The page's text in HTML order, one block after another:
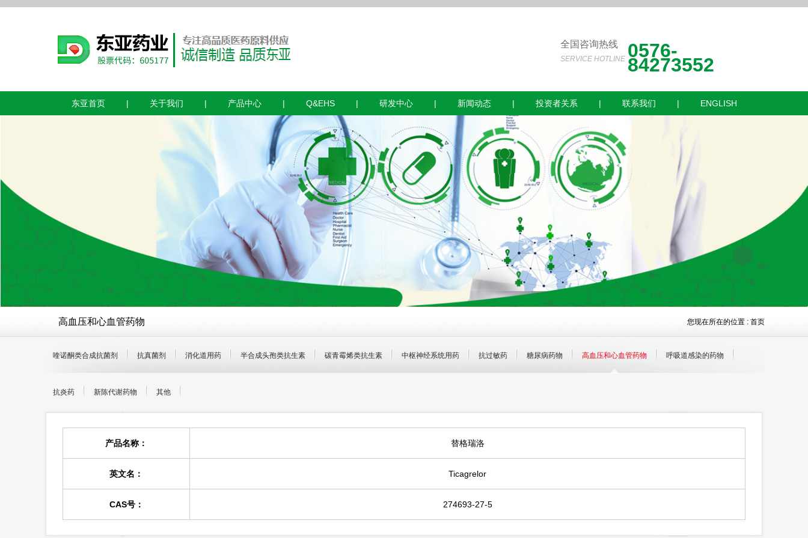
全国咨询热线
SERVICE HOTLINE 0576-
84273552
东亚首页 | 关于我们 | 产品中心 | Q&EHS | 研发中心 | 新闻动态 | 投资者关系 | 联系我们 | ENGLISH
高血压和心血管药物 您现在所在的位置 : 首页
喹诺酮类合成抗菌剂 抗真菌剂 消化道用药 半合成头孢类抗生素 碳青霉烯类抗生素 中枢神经系统用药 抗过敏药 糖尿病药物 高血压和心血管药物 呼吸道感染的药物
抗炎药 新陈代谢药物 其他
产品名称： 替格瑞洛
英文名： Ticagrelor
CAS号： 274693-27-5